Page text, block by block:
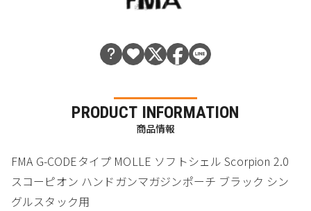
PRODUCT INFORMATION
商品情報
FMA G-CODEタイプ MOLLE ソフトシェル Scorpion 2.0
スコーピオン ハンドガンマガジンポーチ ブラック シン
グルスタック用